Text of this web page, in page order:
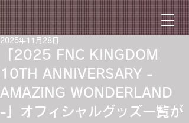
「2025 FNC KINGDOM
10TH ANNIVERSARY -
AMAZING WONDERLAND
-」オフィシャルグッズ一覧が
2025年11月28日